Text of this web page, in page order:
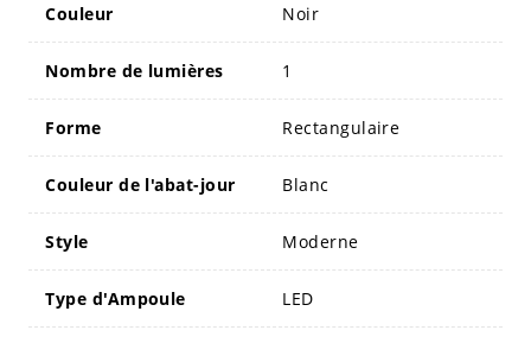
Couleur Noir
Nombre de lumières 1
Forme Rectangulaire
Couleur de l'abat-jour Blanc
Style Moderne
Type d'Ampoule LED